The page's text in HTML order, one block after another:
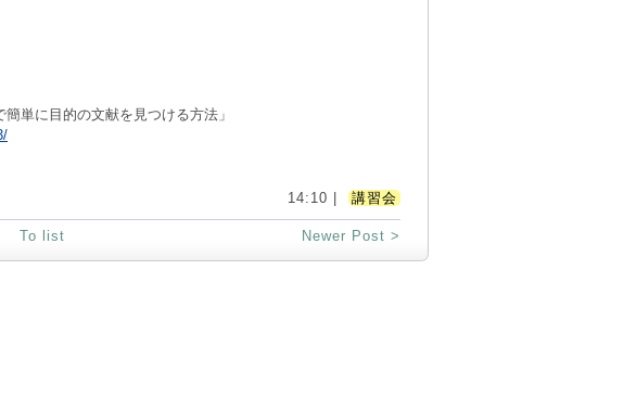
単に目的の文献を見つける方法」
14:10 | 講習会
Newer Post >
To list